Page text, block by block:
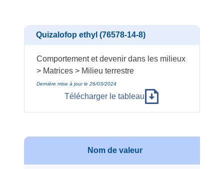
Quizalofop ethyl (76578-14-8)
Comportement et devenir dans les milieux
> Matrices > Milieu terrestre
Dernière mise à jour le 26/03/2024
Télécharger le tableau
Nom de valeur